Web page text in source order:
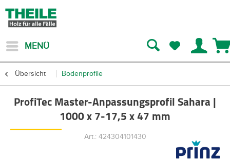
MENÜ
Übersicht Bodenprofile
ProfiTec Master-Anpassungsprofil Sahara |
1000 x 7-17,5 x 47 mm
Art.: 424304101430